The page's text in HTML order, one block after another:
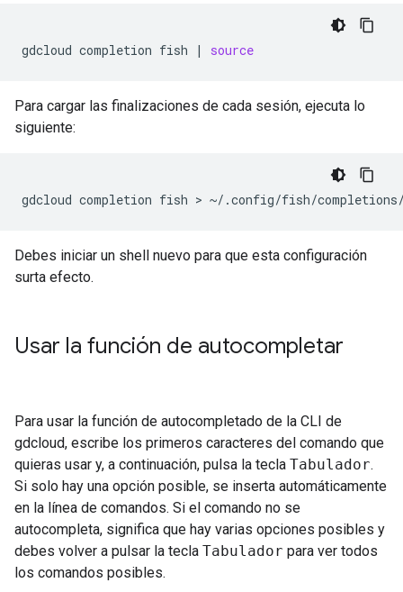
gdcloud completion fish | source
Para cargar las finalizaciones de cada sesión, ejecuta lo
siguiente:
gdcloud completion fish >
Debes iniciar un shell nuevo para que esta configuración
surta efecto.
Usar la función de autocompletar
Para usar la función de autocompletado de la CLI de
gdcloud, escribe los primeros caracteres del comando que
quieras usar y, a continuación, pulsa la tecla Tabulador.
Si solo hay una opción posible, se inserta automáticamente
en la línea de comandos. Si el comando no se
autocompleta, significa que hay varias opciones posibles y
debes volver a pulsar la tecla Tabulador para ver todos
los comandos posibles.